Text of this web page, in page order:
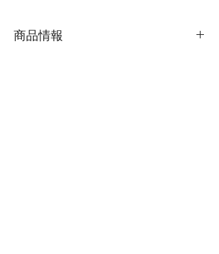
商品情報